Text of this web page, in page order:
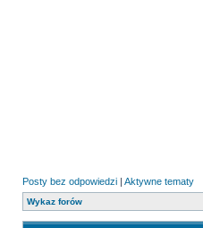
Posty bez odpowiedzi | Aktywne tematy
Wykaz forów